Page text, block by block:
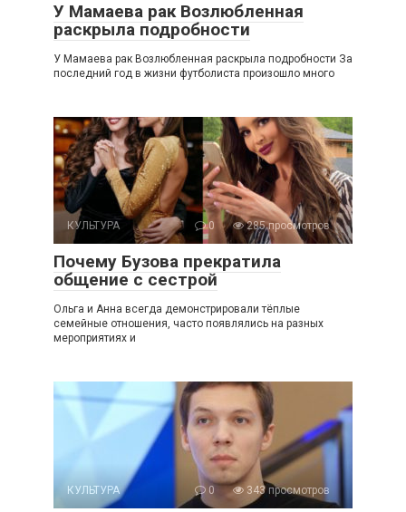
У Мамаева рак Возлюбленная
раскрыла подробности
У Мамаева рак Возлюбленная раскрыла подробности За
последний год в жизни футболиста произошло много
КУЛЬТУРА 0 285 просмотров
Почему Бузова прекратила
общение с сестрой
Ольга и Анна всегда демонстрировали тёплые
семейные отношения, часто появлялись на разных
мероприятиях и
КУЛЬТУРА 0 343 просмотров